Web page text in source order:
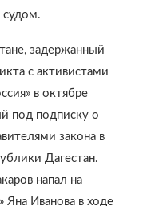
судом.
задержанный
с активистами
в октябре
под подписку о
закона в
Дагестан.
напал на
Яна Иванова в ходе